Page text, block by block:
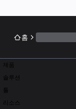
홈
제품
솔루션
툴
리소스